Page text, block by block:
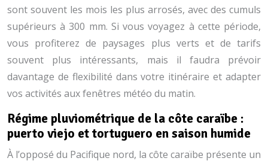
sont souvent les mois les plus arrosés, avec des cumuls
supérieurs à 300 mm. Si vous voyagez à cette période,
vous profiterez de paysages plus verts et de tarifs
souvent plus intéressants, mais il faudra prévoir
davantage de flexibilité dans votre itinéraire et adapter
vos activités aux fenêtres météo du matin.
Régime pluviométrique de la côte caraïbe :
puerto viejo et tortuguero en saison humide
À l’opposé du Pacifique nord, la côte caraïbe présente un